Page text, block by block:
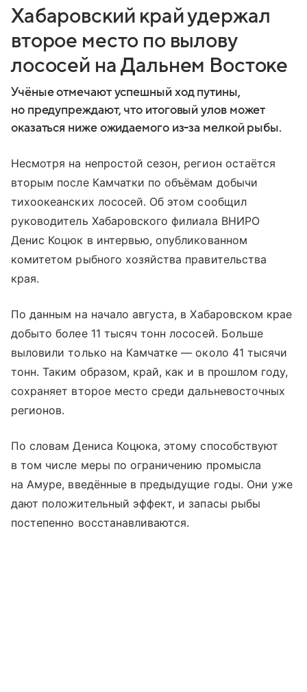
Хабаровский край удержал
второе место по вылову
лососей на Дальнем Востоке
Учёные отмечают успешный ход путины,
но предупреждают, что итоговый улов может
оказаться ниже ожидаемого из-за мелкой рыбы.
Несмотря на непростой сезон, регион остаётся
вторым после Камчатки по объёмам добычи
тихоокеанских лососей. Об этом сообщил
руководитель Хабаровского филиала ВНИРО
Денис Коцюк в интервью, опубликованном
комитетом рыбного хозяйства правительства
края.
По данным на начало августа, в Хабаровском крае
добыто более 11 тысяч тонн лососей. Больше
выловили только на Камчатке — около 41 тысячи
тонн. Таким образом, край, как и в прошлом году,
сохраняет второе место среди дальневосточных
регионов.
По словам Дениса Коцюка, этому способствуют
в том числе меры по ограничению промысла
на Амуре, введённые в предыдущие годы. Они уже
дают положительный эффект, и запасы рыбы
постепенно восстанавливаются.